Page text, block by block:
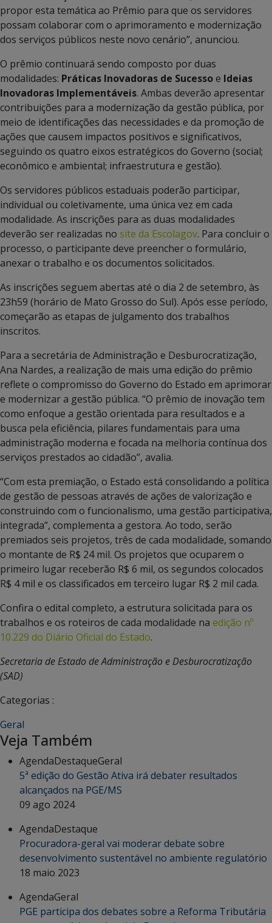
propor esta temática ao Prêmio para que os servidores
possam colaborar com o aprimoramento e modernização
dos serviços públicos neste novo cenário”, anunciou.
O prêmio continuará sendo composto por duas
modalidades: Práticas Inovadoras de Sucessoe Ideias
Inovadoras Implementáveis. Ambas deverão apresentar
contribuições para a modernização da gestão pública, por
meio de identificações das necessidades e da promoção de
ações que causem impactos positivos e significativos,
seguindo os quatro eixos estratégicos do Governo (social;
econômico e ambiental; infraestrutura e gestão).
Os servidores públicos estaduais poderão participar,
individual ou coletivamente, uma única vez em cada
modalidade. As inscrições para as duas modalidades
deverão ser realizadas no site da Escolagov. Para concluir o
processo, o participante deve preencher o formulário,
anexar o trabalho e os documentos solicitados.
As inscrições seguem abertas até o dia 2 de setembro, às
23h59 (horário de Mato Grosso do Sul). Após esse período,
começarão as etapas de julgamento dos trabalhos
inscritos.
Para a secretária de Administração e Desburocratização,
Ana Nardes, a realização de mais uma edição do prêmio
reflete o compromisso do Governo do Estado em aprimorar
e modernizar a gestão pública. “O prêmio de inovação tem
como enfoque a gestão orientada para resultados e a
busca pela eficiência, pilares fundamentais para uma
administração moderna e focada na melhoria contínua dos
serviços prestados ao cidadão”, avalia.
“Com esta premiação, o Estado está consolidando a política
de gestão de pessoas através de ações de valorização e
construindo com o funcionalismo, uma gestão participativa,
integrada”, complementa a gestora. Ao todo, serão
premiados seis projetos, três de cada modalidade, somando
o montante de R$ 24 mil. Os projetos que ocuparem o
primeiro lugar receberão R$ 6 mil, os segundos colocados
R$ 4 mil e os classificados em terceiro lugar R$ 2 mil cada.
Confira o edital completo, a estrutura solicitada para os
trabalhos e os roteiros de cada modalidade na edição nº
10.229 do Diário Oficial do Estado.
Secretaria de Estado de Administração e Desburocratização
(SAD)
Categorias :
Geral
Veja Também
AgendaDestaqueGeral
5ª edição do Gestão Ativa irá debater resultados
alcançados na PGE/MS
09 ago 2024
AgendaDestaque
Procuradora-geral vai moderar debate sobre
desenvolvimento sustentável no ambiente regulatório
18 maio 2023
AgendaGeral
PGE participa dos debates sobre a Reforma Tributária